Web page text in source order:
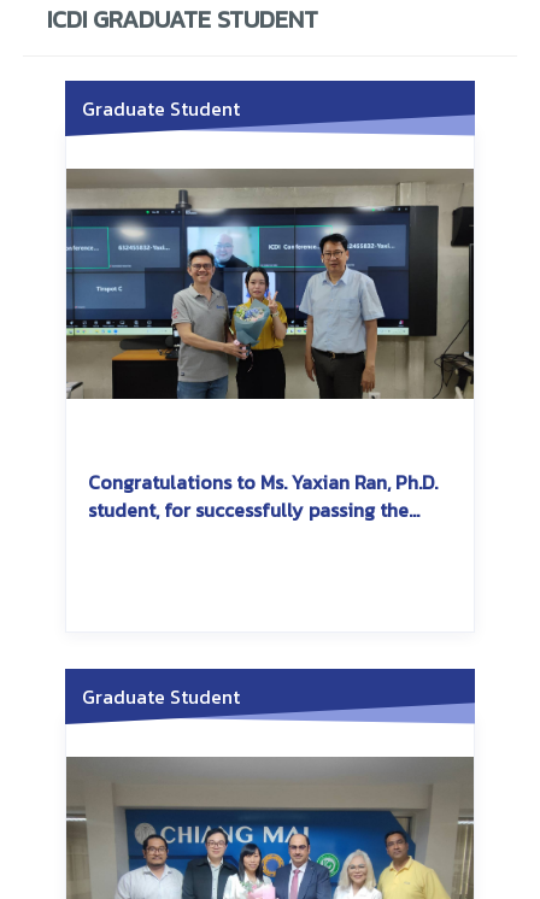
ICDI GRADUATE STUDENT
Graduate Student
Congratulations to Ms. Yaxian Ran, Ph.D.
student, for successfully passing the
Graduate Student